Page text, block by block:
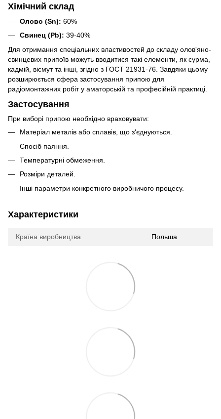
Хімічний склад
Олово (Sn): 60%
Свинец (Pb): 39-40%
Для отримання спеціальних властивостей до складу олов'яно-
свинцевих припоїв можуть вводитися такі елементи, як сурма,
кадмій, вісмут та інші, згідно з ГОСТ 21931-76. Завдяки цьому
розширюється сфера застосування припою для
радіомонтажних робіт у аматорській та професійній практиці.
Застосування
При виборі припою необхідно враховувати:
Матеріал металів або сплавів, що з'єднуються.
Спосіб паяння.
Температурні обмеження.
Розміри деталей.
Інші параметри конкретного виробничого процесу.
Характеристики
Країна виробництва Польша